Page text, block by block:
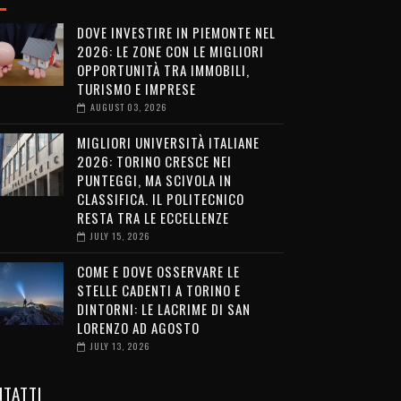
DOVE INVESTIRE IN PIEMONTE NEL
2026: LE ZONE CON LE MIGLIORI
OPPORTUNITÀ TRA IMMOBILI,
TURISMO E IMPRESE
AUGUST 03, 2026
MIGLIORI UNIVERSITÀ ITALIANE
2026: TORINO CRESCE NEI
PUNTEGGI, MA SCIVOLA IN
CLASSIFICA. IL POLITECNICO
RESTA TRA LE ECCELLENZE
JULY 15, 2026
COME E DOVE OSSERVARE LE
STELLE CADENTI A TORINO E
DINTORNI: LE LACRIME DI SAN
LORENZO AD AGOSTO
JULY 13, 2026